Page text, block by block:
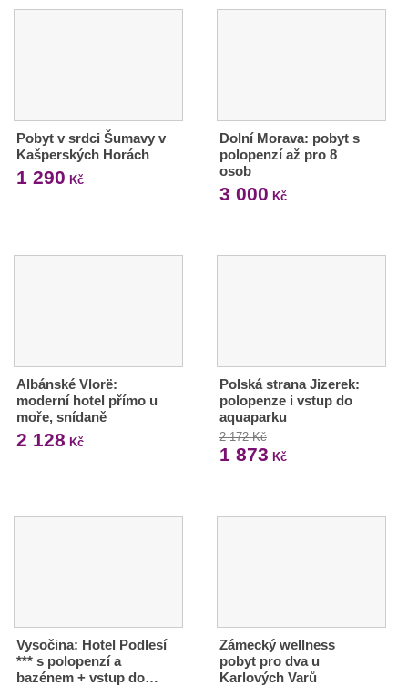
Pobyt v srdci Šumavy v
Kašperských Horách
1 290 Kč
Dolní Morava: pobyt s
polopenzí až pro 8
osob
3 000 Kč
Albánské Vlorë:
moderní hotel přímo u
moře, snídaně
2 128 Kč
Polská strana Jizerek:
polopenze i vstup do
aquaparku
2 172 Kč
1 873 Kč
Vysočina: Hotel Podlesí
*** s polopenzí a
bazénem + vstup do…
Zámecký wellness
pobyt pro dva u
Karlových Varů